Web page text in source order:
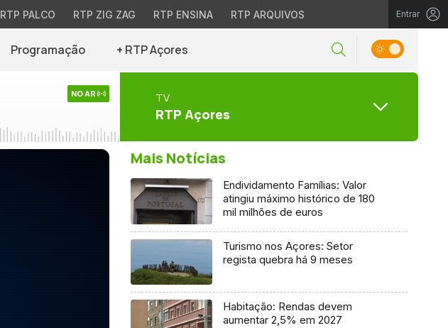
RTP PALCO RTP ZIG ZAG RTP ENSINA RTP ARQUIVOS Entrar
Programação + RTP Açores
NO AR TV
RTP Açores
Mais Notícias
Endividamento Famílias: Valor
atingiu máximo histórico de 180
mil milhões de euros
Turismo nos Açores: Setor
regista quebra há 9 meses
Habitação: Rendas devem
aumentar 2,5% em 2027